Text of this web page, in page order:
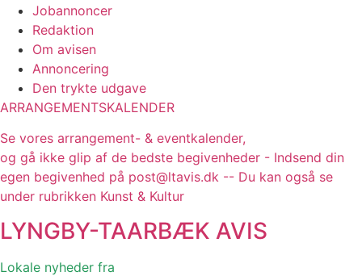
Jobannoncer
Redaktion
Om avisen
Annoncering
Den trykte udgave
ARRANGEMENTSKALENDER
Se vores arrangement- & eventkalender,
og gå ikke glip af de bedste begivenheder - Indsend din
egen begivenhed på post@ltavis.dk -- Du kan også se
under rubrikken Kunst & Kultur
LYNGBY-TAARBÆK AVIS
Lokale nyheder fra